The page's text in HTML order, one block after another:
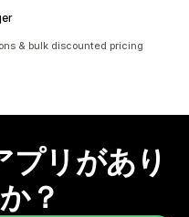
& bulk discounted pricing
プリがあり
？